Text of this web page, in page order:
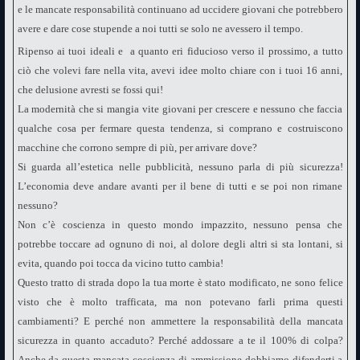
e le mancate responsabilità continuano ad uccidere giovani che potrebbero
avere e dare cose stupende a noi tutti se solo ne avessero il tempo.
Ripenso ai tuoi ideali e a quanto eri fiducioso verso il prossimo, a tutto
ciò che volevi fare nella vita, avevi idee molto chiare con i tuoi 16 anni,
che delusione avresti se fossi qui!
La modernità che si mangia vite giovani per crescere e nessuno che faccia
qualche cosa per fermare questa tendenza, si comprano e costruiscono
macchine che corrono sempre di più, per arrivare dove?
Si guarda all’estetica nelle pubblicità, nessuno parla di più sicurezza!
L’economia deve andare avanti per il bene di tutti e se poi non rimane
nessuno?
Non c’è coscienza in questo mondo impazzito, nessuno pensa che
potrebbe toccare ad ognuno di noi, al dolore degli altri si sta lontani, si
evita, quando poi tocca da vicino tutto cambia!
Questo tratto di strada dopo la tua morte è stato modificato, ne sono felice
visto che è molto trafficata, ma non potevano farli prima questi
cambiamenti? E perché non ammettere la responsabilità della mancata
sicurezza in quanto accaduto? Perché addossare a te il 100% di colpa?